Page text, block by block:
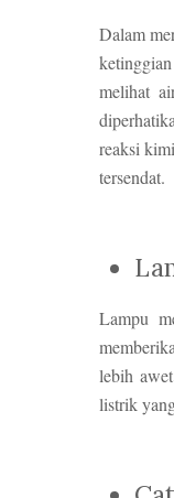
Dalam
melihat
reaksi
tersendat.
Lampu
lebih
listrik